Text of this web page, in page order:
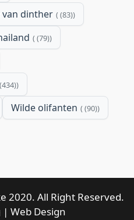
van dinther (83)
(79)
(434)
Wilde olifanten (90)
2020. All Right Reserved.
| Web Design